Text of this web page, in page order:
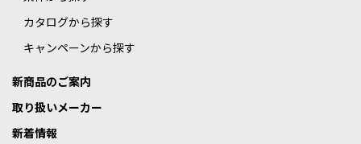
カタログから探す
キャンペーンから探す
新商品のご案内
取り扱いメーカー
新着情報